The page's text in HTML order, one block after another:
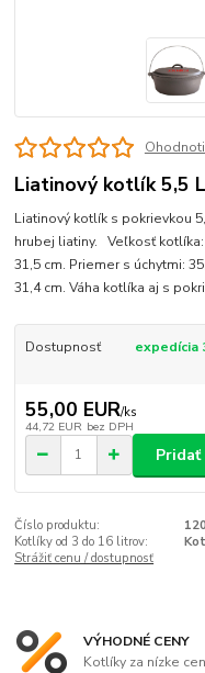
Liatinový kotlík 5,5
Liatinový kotlík s pokrievkou
hrubej liatiny. Veľkosť kotlíka:
31,5 cm. Priemer s úchytmi:
31,4 cm. Váha kotlíka aj s
Dostupnosť expedícia
55,00 EUR/ks
44,72 EUR bez DPH
Pridať
Číslo produktu:
Kotlíky od 3 do 16 litrov:
Strážiť cenu / dostupnosť
VÝHODNÉ CENY
Kotlíky za nízke